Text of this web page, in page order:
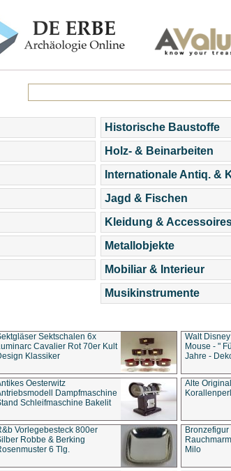
Historische Baustoffe
Holz- & Beinarbeiten
Internationale Antiq. &
Jagd & Fischen
Kleidung &
Metallobjekte
Mobiliar & Interieur
Musikinstrumente
Sektschalen 6x
Cavalier Rot 70er Kult
Klassiker
Walt
Mouse - "
Jahre -
Oesterwitz
Dampfmaschine
Schleifmaschine Bakelit
Alte
Vorlegebesteck 800er
Robbe & Berking
6 Tlg.
Milo